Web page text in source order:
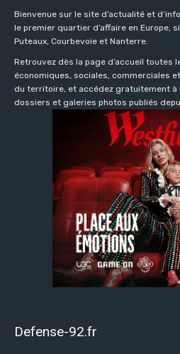
Bienvenue sur le site d’actualité et
le premier quartier d’affaire en Europe,
Puteaux, Courbevoie et Nanterre.
Retrouvez dès la page d’accueil toutes
économiques, sociales, commerciales
du territoire, et accédez gratuitement à
dossiers et galeries photos publiés
Defense-92.fr